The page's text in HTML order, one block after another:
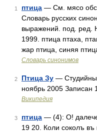
1 птица — См. мясо
Словарь русских
выражений. под. ред.
1999. птица птаха,
жар птица, синяя
Словарь синонимов
2 Птица Зу —
ноябрь 2005 Записан
Википедия
3 птица — (4): О!
19 20. Коли соколъ